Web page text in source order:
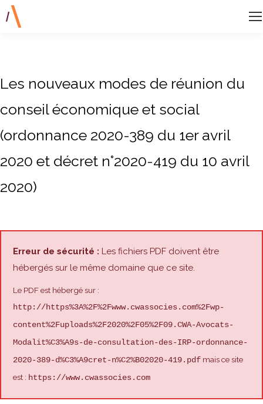
Les nouveaux modes de réunion du
conseil économique et social
(ordonnance 2020-389 du 1er avril
2020 et décret n°2020-419 du 10 avril
2020)
Erreur de sécurité : Les fichiers PDF doivent être
hébergés sur le même domaine que ce site.
Le PDF est hébergé sur :
http://https%3A%2F%2Fwww.cwassocies.com%2Fwp-
content%2Fuploads%2F2020%2F05%2F09.CWA-Avocats-
Modalit%C3%A9s-de-consultation-des-IRP-ordonnance-
2020-389-d%C3%A9cret-n%C2%B02020-419.pdf mais ce site
est : https://www.cwassocies.com